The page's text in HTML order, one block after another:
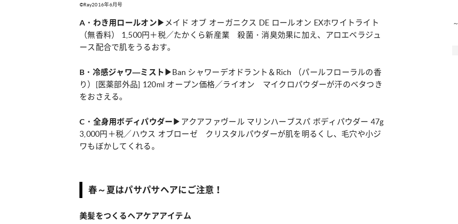
©Ray2016年6月号
A・わき用ロールオン▶ メイド オブ オーガニクス DE ロールオン EXホワイトライト
（無香料） 1,500円＋税／たかくら新産業 殺菌・消臭効果に加え、アロエベラジュ
ース配合で肌をうるおす。
B・冷感ジャワ―ミスト▶Ban シャワーデオドラント＆Rich （パールフローラルの香
り）[医薬部外品] 120ml オープン価格／ライオン マイクロパウダーが汗のベタつき
をおさえる。
C・全身用ボディパウダー▶ アクアファヴール マリンハーブスパ ボディパウダー 47g
3,000円＋税／ハウス オブローゼ クリスタルパウダーが肌を明るくし、毛穴や小ジ
ワもぼかしてくれる。
春～夏はパサパサヘアにご注意！
美髪をつくるヘアケアアイテム
“憧れワンピ”を着るきっかけに♡ おしゃ
れ女子が夢中な「ヌン活」の楽しみ方
【12星座別】今月の恋愛運♡ 7月23日～
8月20日の運勢は？
【Dリーグ】Ray世代注目のプロダンサー
集団♡ 各チームを彩る「イケメンダンサ